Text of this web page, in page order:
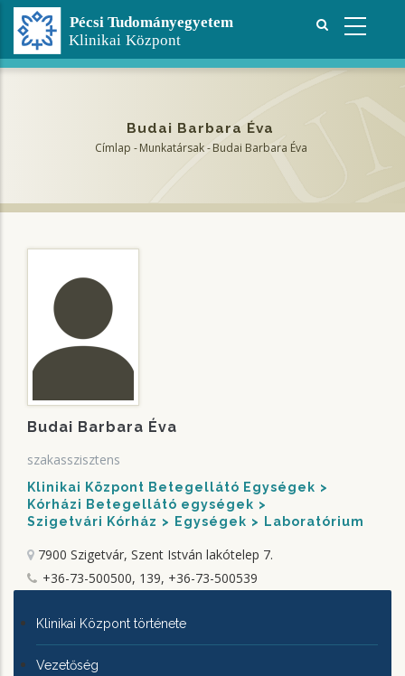
Ugrás
tartalomra
Budai Barbara Éva
Címlap -Munkatársak-Budai Barbara Éva
Budai Barbara Éva
szakasszisztens
Klinikai Központ Betegellátó Egységek
Kórházi Betegellátó egységek
Szigetvári Kórház
Egységek Laboratórium
7900 Szigetvár, Szent István lakótelep 7.
+36-73-500500, 139, +36-73-500539
KLINIKAI
KÖZPONTRÓL
Klinikai Központ története
Vezetőség